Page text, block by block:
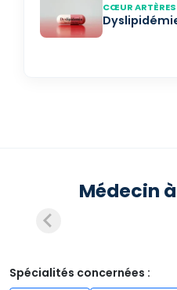
CŒUR ARTÈRES
Médecin
Spécialités concernées :